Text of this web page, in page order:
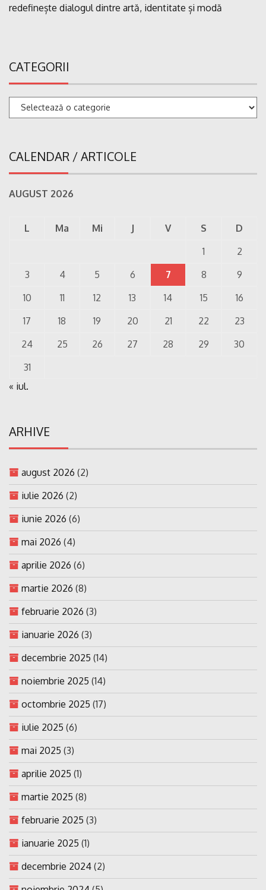
redefinește dialogul dintre artă, identitate și modă
CATEGORII
Categorii
CALENDAR / ARTICOLE
AUGUST 2026
L Ma Mi J V S
D
1
2
3
4 5 6 7 8
9
10
11 12 13 14 15
16
17
18 19 20 21 22
23
24
25 26 27 28 29
30
31
« iul.
ARHIVE
august 2026 (2)
iulie 2026 (2)
iunie 2026 (6)
mai 2026 (4)
aprilie 2026 (6)
martie 2026 (8)
februarie 2026 (3)
ianuarie 2026 (3)
decembrie 2025 (14)
noiembrie 2025 (14)
octombrie 2025 (17)
iulie 2025 (6)
mai 2025 (3)
aprilie 2025 (1)
martie 2025 (8)
februarie 2025 (3)
ianuarie 2025 (1)
decembrie 2024 (2)